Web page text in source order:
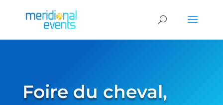
Foire du cheval,